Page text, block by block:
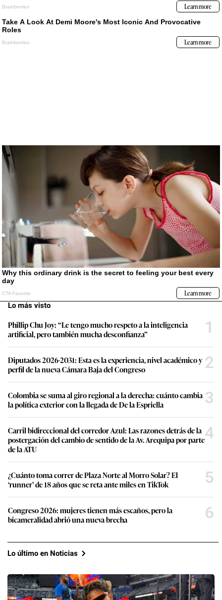
Lo más visto
Phillip Chu Joy: “Le tengo mucho respeto a la inteligencia
artificial, pero también mucha desconfianza”
1
Diputados 2026-2031: Esta es la experiencia, nivel académico y
perfil de la nueva Cámara Baja del Congreso
2
Colombia se suma al giro regional a la derecha: cuánto cambia
la política exterior con la llegada de De la Espriella
3
Carril bidireccional del corredor Azul: Las razones detrás de la
postergación del cambio de sentido de la Av. Arequipa por parte
de la ATU
4
¿Cuánto toma correr de Plaza Norte al Morro Solar? El
‘runner’ de 18 años que se reta ante miles en TikTok
5
Congreso 2026: mujeres tienen más escaños, pero la
bicameralidad abrió una nueva brecha
6
Lo último en Noticias